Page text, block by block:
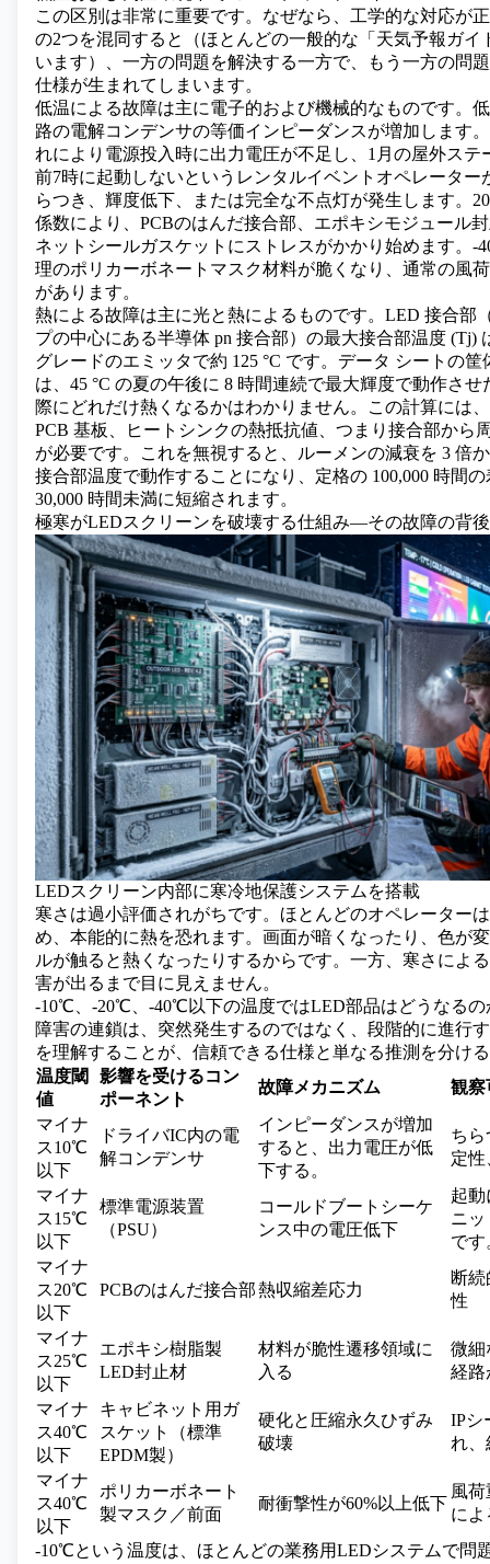
この区別は非常に重要です。なぜなら、工学的な対応が
の2つを混同すると（ほとんどの一般的な「天気予報ガイ
います）、一方の問題を解決する一方で、もう一方の問
仕様が生まれてしまいます。
低温による故障は主に電子的および機械的なものです。
路の電解コンデンサの等価インピーダンスが増加します
れにより電源投入時に出力電圧が不足し、1月の屋外ステ
前7時に起動しないというレンタルイベントオペレーター
らつき、輝度低下、または完全な不点灯が発生します。
係数により、PCBのはんだ接合部、エポキシモジュール
ネットシールガスケットにストレスがかかり始めます。-
理のポリカーボネートマスク材料が脆くなり、通常の風
があります。
熱による故障は主に光と熱によるものです。LED 接合部
プの中心にある半導体 pn 接合部）の最大接合部温度 (Tj)
グレードのエミッタで約 125 °C です。データ シートの
は、45 °C の夏の午後に 8 時間連続で最大輝度で動作さ
際にどれだけ熱くなるかはわかりません。この計算には
PCB 基板、ヒートシンクの熱抵抗値、つまり接合部から
が必要です。これを無視すると、ルーメンの減衰を 3 倍
接合部温度で動作することになり、定格の 100,000 時間
30,000 時間未満に短縮されます。
極寒がLEDスクリーンを破壊する仕組み―その故障の背
LEDスクリーン内部に寒冷地保護システムを搭載
寒さは過小評価されがちです。ほとんどのオペレーター
め、本能的に熱を恐れます。画面が暗くなったり、色が
ルが触ると熱くなったりするからです。一方、寒さによ
害が出るまで目に見えません。
-10℃、-20℃、-40℃以下の温度ではLED部品はどうなるの
障害の連鎖は、突然発生するのではなく、段階的に進行
を理解することが、信頼できる仕様と単なる推測を分け
温度閾
値
影響を受けるコン
ポーネント
故障メカニズム
観察
マイナ
ス10℃
以下
ドライバIC内の電
解コンデンサ
インピーダンスが増加
すると、出力電圧が低
下する。
ち
定性
マイナ
ス15℃
以下
標準電源装置
（PSU）
コールドブートシーケ
ンス中の電圧低下
起
ニ
です
マイナ
ス20℃
以下
PCBのはんだ接合部熱収縮差応力
断
性
マイナ
ス25℃
以下
エポキシ樹脂製
LED封止材
材料が脆性遷移領域に
入る
微
経路
マイナ
ス40℃
以下
キャビネット用ガ
スケット（標準
EPDM製）
硬化と圧縮永久ひずみ
破壊
IPシ
れ、
マイナ
ス40℃
以下
ポリカーボネート
製マスク／前面
耐衝撃性が60%以上低下
風
によ
-10℃という温度は、ほとんどの業務用LEDシステムで問